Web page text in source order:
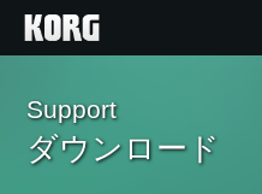
Home
Support
ダウンロード